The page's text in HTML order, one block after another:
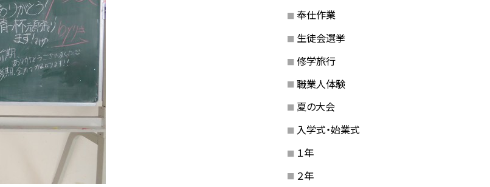
奉仕作業
生徒会選挙
修学旅行
職業人体験
夏の大会
入学式・始業式
１年
２年